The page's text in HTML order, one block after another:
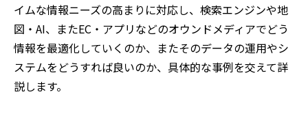
イムな情報ニーズの高まりに対応し、検索エンジンや地
図・AI、またEC・アプリなどのオウンドメディアでどう
情報を最適化していくのか、またそのデータの運用やシ
ステムをどうすれば良いのか、具体的な事例を交えて詳
説します。